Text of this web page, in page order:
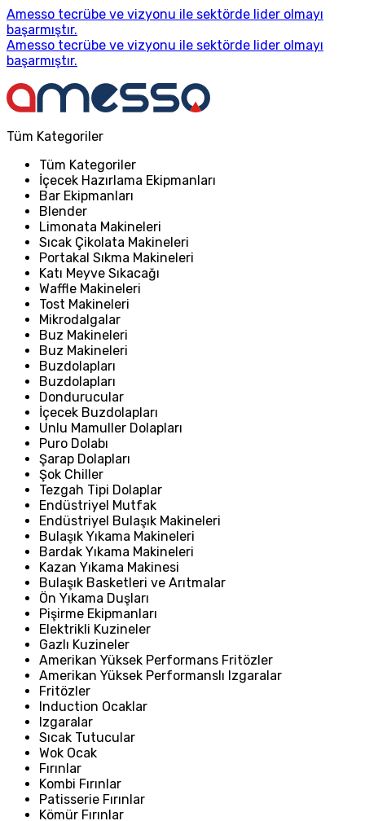
Amesso tecrübe ve vizyonu ile sektörde lider olmayı
başarmıştır.
Amesso tecrübe ve vizyonu ile sektörde lider olmayı
başarmıştır.
Tüm Kategoriler
Tüm Kategoriler
İçecek Hazırlama Ekipmanları
Bar Ekipmanları
Blender
Limonata Makineleri
Sıcak Çikolata Makineleri
Portakal Sıkma Makineleri
Katı Meyve Sıkacağı
Waffle Makineleri
Tost Makineleri
Mikrodalgalar
Buz Makineleri
Buz Makineleri
Buzdolapları
Buzdolapları
Dondurucular
İçecek Buzdolapları
Unlu Mamuller Dolapları
Puro Dolabı
Şarap Dolapları
Şok Chiller
Tezgah Tipi Dolaplar
Endüstriyel Mutfak
Endüstriyel Bulaşık Makineleri
Bulaşık Yıkama Makineleri
Bardak Yıkama Makineleri
Kazan Yıkama Makinesi
Bulaşık Basketleri ve Arıtmalar
Ön Yıkama Duşları
Pişirme Ekipmanları
Elektrikli Kuzineler
Gazlı Kuzineler
Amerikan Yüksek Performans Fritözler
Amerikan Yüksek Performanslı Izgaralar
Fritözler
Induction Ocaklar
Izgaralar
Sıcak Tutucular
Wok Ocak
Fırınlar
Kombi Fırınlar
Patisserie Fırınlar
Kömür Fırınlar